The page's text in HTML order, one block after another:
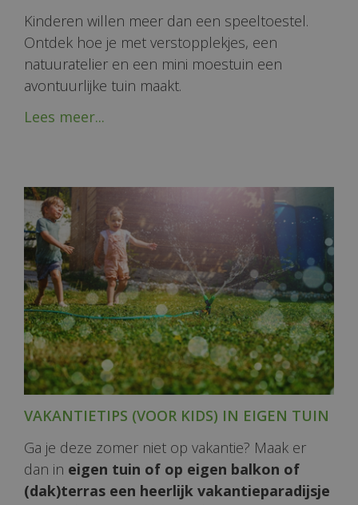
Kinderen willen meer dan een speeltoestel.
Ontdek hoe je met verstopplekjes, een
natuuratelier en een mini moestuin een
avontuurlijke tuin maakt.
Lees meer...
VAKANTIETIPS (VOOR KIDS) IN EIGEN TUIN
Ga je deze zomer niet op vakantie? Maak er
dan in eigen tuin of op eigen balkon of
(dak)terras een heerlijk vakantieparadijsje